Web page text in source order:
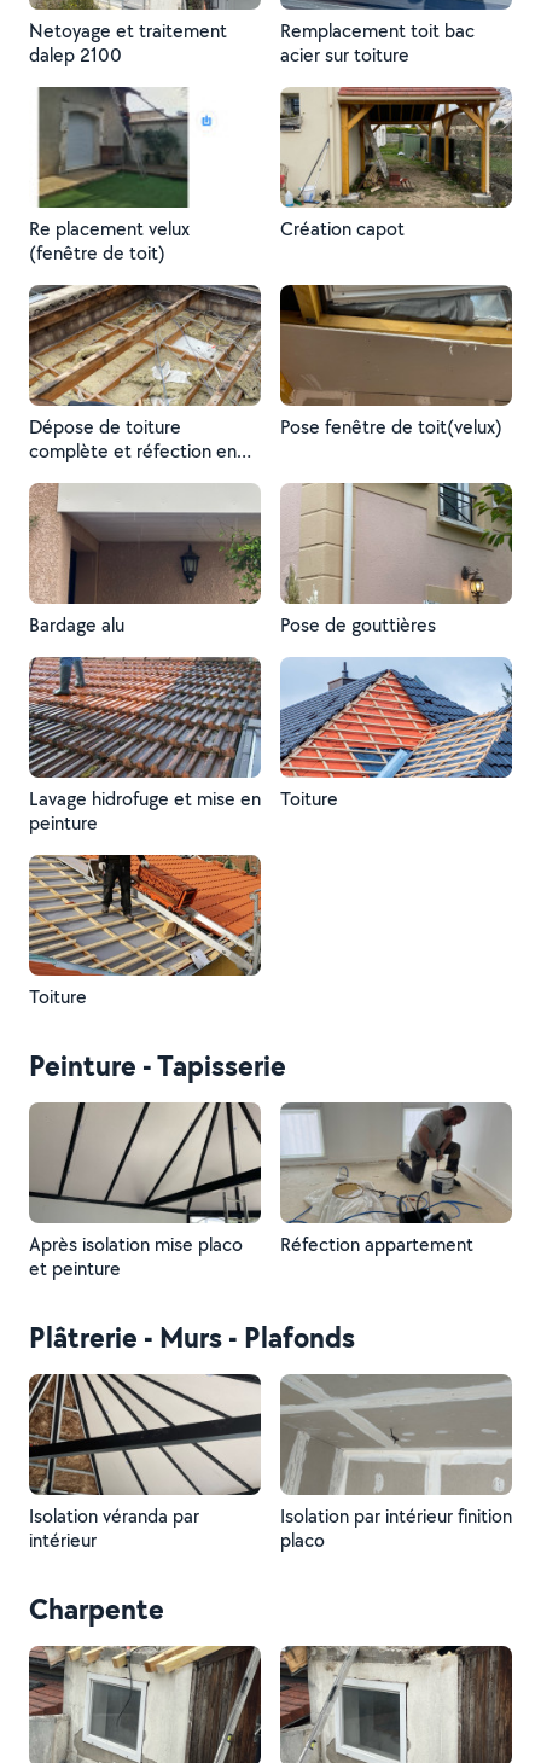
Netoyage et traitement
dalep 2100
Remplacement toit bac
acier sur toiture
Re placement velux
(fenêtre de toit)
Création capot
Dépose de toiture
complète et réfection en
Pose fenêtre de toit(velux)
Bardage alu Pose de gouttières
Lavage hidrofuge et mise en
peinture
Toiture
Toiture
Peinture - Tapisserie
Après isolation mise placo
et peinture
Réfection appartement
Plâtrerie - Murs - Plafonds
Isolation véranda par
intérieur
Isolation par intérieur finition
placo
Charpente